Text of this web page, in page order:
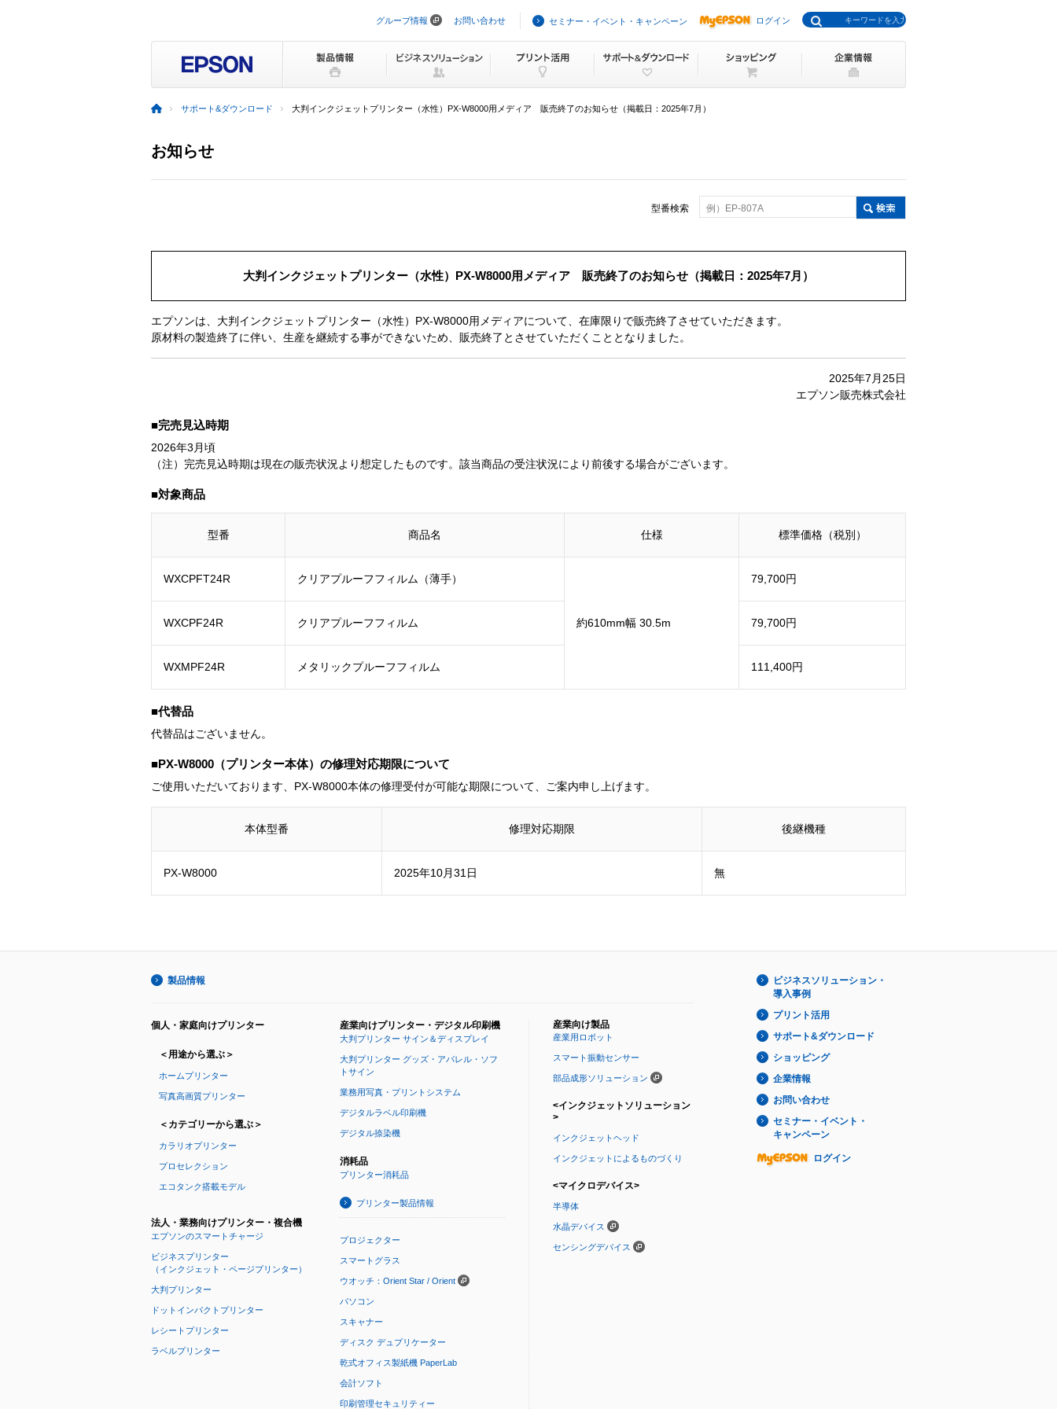
ビ
ョ
を
グループ情報 お問い合わせ セミナー・イベント・キャンペーン ログイン
サポート&ダウンロード 大判インクジェットプリンター（水性）PX-W8000用メディア 販売終了のお知らせ（掲載日：2025年7月）
お知らせ
型番検索 例）EP-807A
大判インクジェットプリンター（水性）PX-W8000用メディア 販売終了のお知らせ（掲載日：2025年7月）
エプソンは、大判インクジェットプリンター（水性）PX-W8000用メディアについて、在庫限りで販売終了させていただきます。
原材料の製造終了に伴い、生産を継続する事ができないため、販売終了とさせていただくこととなりました。
2025年7月25日
エプソン販売株式会社
■完売見込時期
2026年3月頃
（注）完売見込時期は現在の販売状況より想定したものです。該当商品の受注状況により前後する場合がございます。
■対象商品
型番 商品名 仕様 標準価格（税別）
WXCPFT24R クリアプルーフフィルム（薄手）
約610mm幅 30.5m
79,700円
WXCPF24R クリアプルーフフィルム 79,700円
WXMPF24R メタリックプルーフフィルム 111,400円
■代替品
代替品はございません。
■PX-W8000（プリンター本体）の修理対応期限について
ご使用いただいております、PX-W8000本体の修理受付が可能な期限について、ご案内申し上げます。
本体型番 修理対応期限 後継機種
PX-W8000 2025年10月31日 無
製品情報
個人・家庭向けプリンター
＜用途から選ぶ＞
ホームプリンター
写真高画質プリンター
＜カテゴリーから選ぶ＞
カラリオプリンター
プロセレクション
エコタンク搭載モデル
法人・業務向けプリンター・複合機
エプソンのスマートチャージ
ビジネスプリンター
（インクジェット・ページプリンター）
大判プリンター
ドットインパクトプリンター
レシートプリンター
ラベルプリンター
産業向けプリンター・デジタル印刷機
大判プリンター サイン＆ディスプレイ
大判プリンター グッズ・アパレル・ソフ
トサイン
業務用写真・プリントシステム
デジタルラベル印刷機
デジタル捺染機
消耗品
プリンター消耗品
プリンター製品情報
プロジェクター
スマートグラス
ウオッチ：Orient Star / Orient
パソコン
スキャナー
ディスク デュプリケーター
乾式オフィス製紙機 PaperLab
会計ソフト
印刷管理セキュリティー
産業向け製品
産業用ロボット
スマート振動センサー
部品成形ソリューション
<インクジェットソリューション
>
インクジェットヘッド
インクジェットによるものづくり
<マイクロデバイス>
半導体
水晶デバイス
センシングデバイス
ビジネスソリューション・
導入事例
プリント活用
サポート&ダウンロード
ショッピング
企業情報
お問い合わせ
セミナー・イベント・
キャンペーン
ログイン